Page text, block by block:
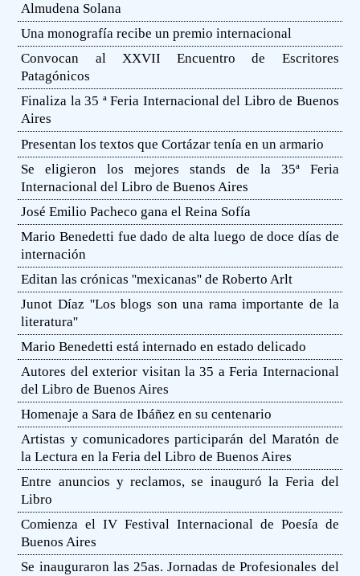
Almudena Solana
Una monografía recibe un premio internacional
Convocan al XXVII Encuentro de Escritores
Patagónicos
Finaliza la 35 ª Feria Internacional del Libro de Buenos
Aires
Presentan los textos que Cortázar tenía en un armario
Se eligieron los mejores stands de la 35ª Feria
Internacional del Libro de Buenos Aires
José Emilio Pacheco gana el Reina Sofía
Mario Benedetti fue dado de alta luego de doce días de
internación
Editan las crónicas ''mexicanas'' de Roberto Arlt
Junot Díaz ''Los blogs son una rama importante de la
literatura''
Mario Benedetti está internado en estado delicado
Autores del exterior visitan la 35 a Feria Internacional
del Libro de Buenos Aires
Homenaje a Sara de Ibáñez en su centenario
Artistas y comunicadores participarán del Maratón de
la Lectura en la Feria del Libro de Buenos Aires
Entre anuncios y reclamos, se inauguró la Feria del
Libro
Comienza el IV Festival Internacional de Poesía de
Buenos Aires
Se inauguraron las 25as. Jornadas de Profesionales del